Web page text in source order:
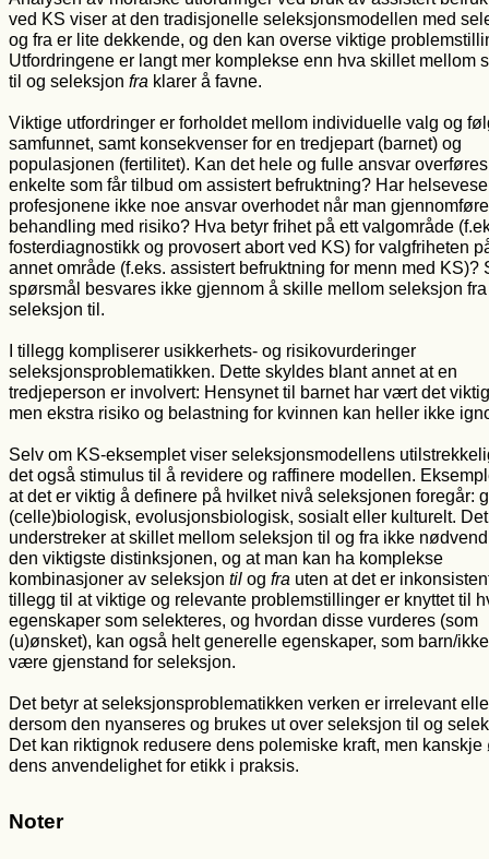
ved KS viser at den tradisjonelle seleksjonsmodellen med
og fra er lite dekkende, og den kan overse viktige
Utfordringene er langt mer komplekse enn hva skillet mellom
til og seleksjon fra klarer å favne.
Viktige utfordringer er forholdet mellom individuelle valg og
samfunnet, samt konsekvenser for en tredjepart (barnet) og
populasjonen (fertilitet). Kan det hele og fulle ansvar
enkelte som får tilbud om assistert befruktning? Har
profesjonene ikke noe ansvar overhodet når man
behandling med risiko? Hva betyr frihet på ett valgområde
fosterdiagnostikk og provosert abort ved KS) for valgfriheten
annet område (f.eks. assistert befruktning for menn med KS)?
spørsmål besvares ikke gjennom å skille mellom seleksjon
seleksjon til.
I tillegg kompliserer usikkerhets- og risikovurderinger
seleksjonsproblematikken. Dette skyldes blant annet at en
tredjeperson er involvert: Hensynet til barnet har vært det
men ekstra risiko og belastning for kvinnen kan heller ikke
Selv om KS-eksemplet viser seleksjonsmodellens
det også stimulus til å revidere og raffinere modellen.
at det er viktig å definere på hvilket nivå seleksjonen foregår:
(celle)biologisk, evolusjonsbiologisk, sosialt eller kulturelt. Det
understreker at skillet mellom seleksjon til og fra ikke
den viktigste distinksjonen, og at man kan ha komplekse
kombinasjoner av seleksjon til og fra uten at det er
tillegg til at viktige og relevante problemstillinger er knyttet til
egenskaper som selekteres, og hvordan disse vurderes (som
(u)ønsket), kan også helt generelle egenskaper, som barn/
være gjenstand for seleksjon.
Det betyr at seleksjonsproblematikken verken er irrelevant
dersom den nyanseres og brukes ut over seleksjon til og
Det kan riktignok redusere dens polemiske kraft, men kanskje
dens anvendelighet for etikk i praksis.
Noter